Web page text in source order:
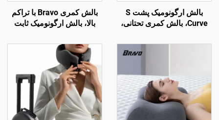
بالش ارگونومیک پشت S
Curve، بالش کمری تحتانی،
دفتر، بالش کمر B7
بالش کمری Bravo با تراکم
بالا، بالش ارگونومیک ثابت
تحتانی، بالش کمر B11